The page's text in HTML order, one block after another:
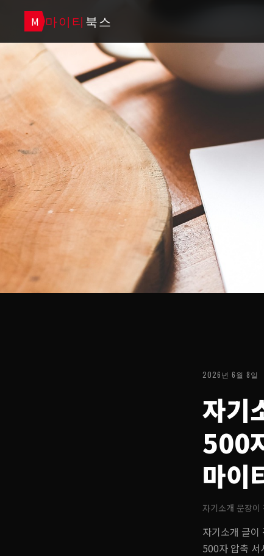
M 마이티 북스
2026년 6월 8일
자기
500
마이
자기소개 문장
자기소개 글이
500자 압축 서